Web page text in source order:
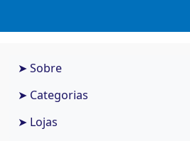
➤ Sobre
➤ Categorias
➤ Lojas